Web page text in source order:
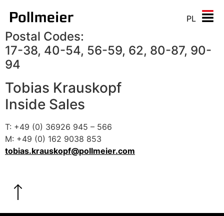
PL
Postal Codes:
17-38, 40-54, 56-59, 62, 80-87, 90-
94
Tobias Krauskopf
Inside Sales
T: +49 (0) 36926 945 – 566
M: +49 (0) 162 9038 853
tobias.krauskopf@pollmeier.com